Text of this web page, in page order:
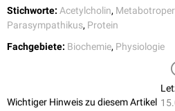
beteiligt.
Schweißdrüsen: Obwohl die
Erregung erfolgt überAcetylcholinam
Stichworte: Acetylcholin,
Parasympathikus, Protein
Fachgebiete: Biochemie, Physiologie
Wichtiger Hinweis zu diesem Artikel